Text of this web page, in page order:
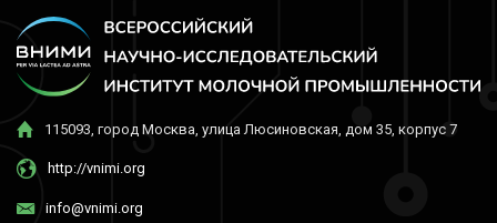
115093, город Москва, улица Люсиновская, дом 35, корпус 7
http://vnimi.org
info@vnimi.org